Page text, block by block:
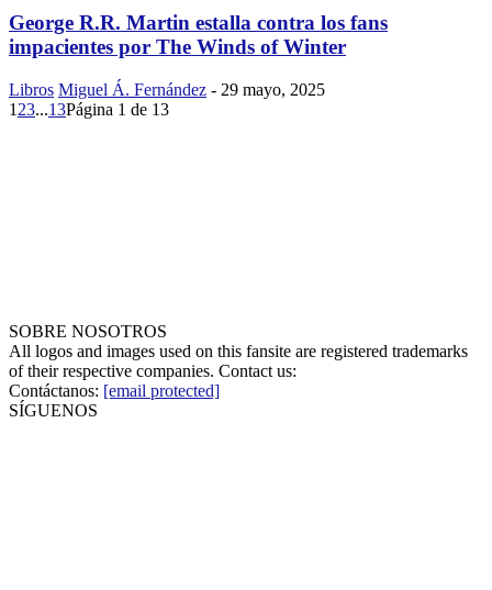
George R.R. Martin estalla contra los fans
impacientes por The Winds of Winter
Libros Miguel Á. Fernández - 29 mayo, 2025
1 23...13Página 1 de 13
SOBRE NOSOTROS
All logos and images used on this fansite are registered trademarks
of their respective companies. Contact us:
Contáctanos: [email protected]
SÍGUENOS